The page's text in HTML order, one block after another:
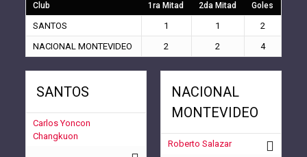
Club 1ra Mitad 2da Mitad Goles
SANTOS 1 1
2
NACIONAL MONTEVIDEO
2 2 4
SANTOS
Carlos Yoncon
Changkuon
NACIONAL
MONTEVIDEO
Roberto Salazar